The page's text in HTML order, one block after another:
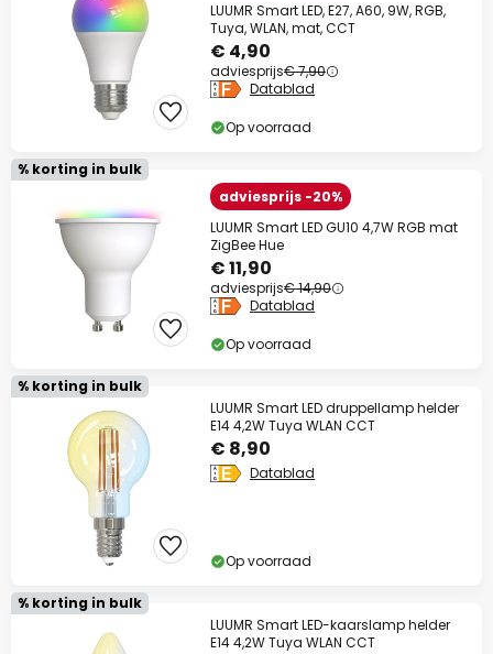
LUUMR Smart LED, E27, A60, 9W, RGB,
Tuya, WLAN, mat, CCT
€ 4,90
adviesprijs€ 7,90
Datablad
Op voorraad
% korting in bulk
adviesprijs -20%
LUUMR Smart LED GU10 4,7W RGB mat
ZigBee Hue
€ 11,90
adviesprijs€ 14,90
Datablad
Op voorraad
% korting in bulk
LUUMR Smart LED druppellamp helder
E14 4,2W Tuya WLAN CCT
€ 8,90
Datablad
Op voorraad
% korting in bulk
LUUMR Smart LED-kaarslamp helder
E14 4,2W Tuya WLAN CCT